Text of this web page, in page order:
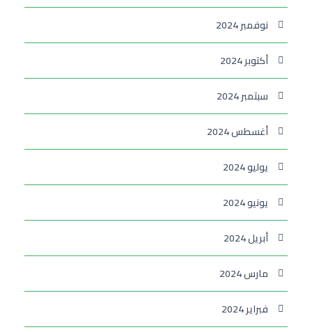
نوفمبر 2024
أكتوبر 2024
سبتمبر 2024
أغسطس 2024
يوليو 2024
يونيو 2024
أبريل 2024
مارس 2024
فبراير 2024